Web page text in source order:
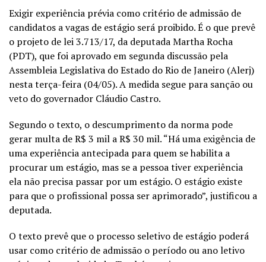
Exigir experiência prévia como critério de admissão de
candidatos a vagas de estágio será proibido. É o que prevê
o projeto de lei 3.713/17, da deputada Martha Rocha
(PDT), que foi aprovado em segunda discussão pela
Assembleia Legislativa do Estado do Rio de Janeiro (Alerj)
nesta terça-feira (04/05). A medida segue para sanção ou
veto do governador Cláudio Castro.
Segundo o texto, o descumprimento da norma pode
gerar multa de R$ 3 mil a R$ 30 mil. “Há uma exigência de
uma experiência antecipada para quem se habilita a
procurar um estágio, mas se a pessoa tiver experiência
ela não precisa passar por um estágio. O estágio existe
para que o profissional possa ser aprimorado”, justificou a
deputada.
O texto prevê que o processo seletivo de estágio poderá
usar como critério de admissão o período ou ano letivo